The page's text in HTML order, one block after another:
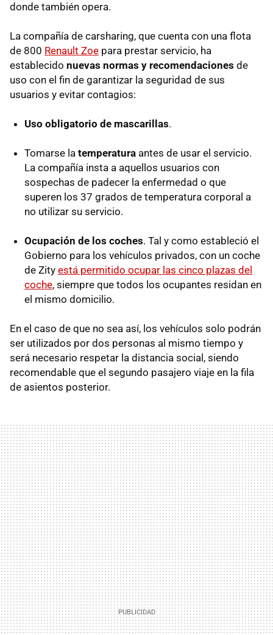
donde también opera.
La compañía de carsharing, que cuenta con una flota
de 800 Renault Zoe para prestar servicio, ha
establecido nuevas normas y recomendaciones de
uso con el fin de garantizar la seguridad de sus
usuarios y evitar contagios:
Uso obligatorio de mascarillas.
Tomarse la temperatura antes de usar el servicio.
La compañía insta a aquellos usuarios con
sospechas de padecer la enfermedad o que
superen los 37 grados de temperatura corporal a
no utilizar su servicio.
Ocupación de los coches. Tal y como estableció el
Gobierno para los vehículos privados, con un coche
de Zity está permitido ocupar las cinco plazas del
coche, siempre que todos los ocupantes residan en
el mismo domicilio.
En el caso de que no sea así, los vehículos solo podrán
ser utilizados por dos personas al mismo tiempo y
será necesario respetar la distancia social, siendo
recomendable que el segundo pasajero viaje en la fila
de asientos posterior.